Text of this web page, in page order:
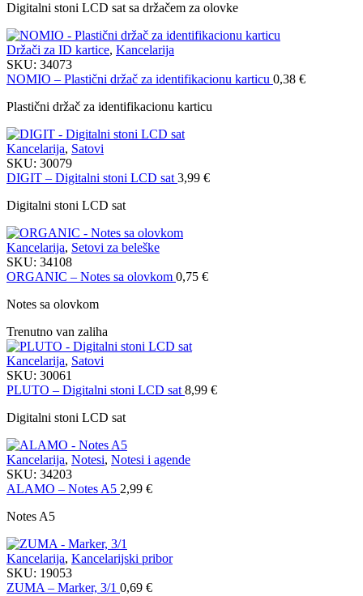
Digitalni stoni LCD sat sa držačem za olovke
Držači za ID kartice, Kancelarija
SKU: 34073
NOMIO – Plastični držač za identifikacionu karticu 0,38 €
Plastični držač za identifikacionu karticu
Kancelarija, Satovi
SKU: 30079
DIGIT – Digitalni stoni LCD sat 3,99 €
Digitalni stoni LCD sat
Kancelarija, Setovi za beleške
SKU: 34108
ORGANIC – Notes sa olovkom 0,75 €
Notes sa olovkom
Trenutno van zaliha
Kancelarija, Satovi
SKU: 30061
PLUTO – Digitalni stoni LCD sat 8,99 €
Digitalni stoni LCD sat
Kancelarija, Notesi, Notesi i agende
SKU: 34203
ALAMO – Notes A5 2,99 €
Notes A5
Kancelarija, Kancelarijski pribor
SKU: 19053
ZUMA – Marker, 3/1 0,69 €